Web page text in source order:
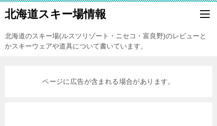
北海道スキー場情報
北海道のスキー場(ルスツリゾート・ニセコ・富良野)のレビューと
かスキーウェアや道具について書いています。
ページに広告が含まれる場合があります。